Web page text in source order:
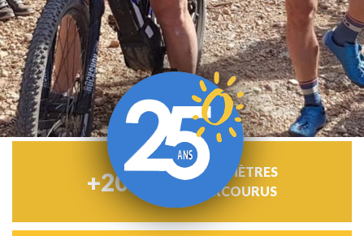
+20000
KILOMÈTRES
PARCOURUS